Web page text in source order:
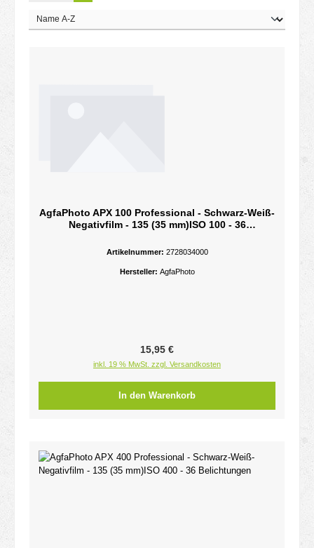
AgfaPhoto APX 100 Professional - Schwarz-Weiß-
Negativfilm - 135 (35 mm)ISO 100 - 36
Artikelnummer: 2728034000
Hersteller: AgfaPhoto
Regulärer Preis:
15,95 €
inkl. 19 % MwSt. zzgl. Versandkosten
In den Warenkorb